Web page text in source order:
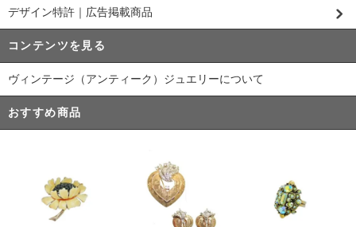
デザイン特許｜広告掲載商品
コンテンツを見る
ヴィンテージ（アンティーク）ジュエリーについて
おすすめ商品